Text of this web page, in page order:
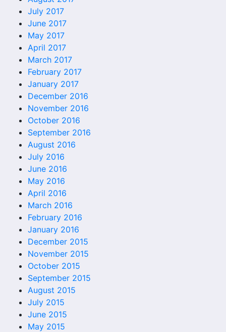
July 2017
June 2017
May 2017
April 2017
March 2017
February 2017
January 2017
December 2016
November 2016
October 2016
September 2016
August 2016
July 2016
June 2016
May 2016
April 2016
March 2016
February 2016
January 2016
December 2015
November 2015
October 2015
September 2015
August 2015
July 2015
June 2015
May 2015